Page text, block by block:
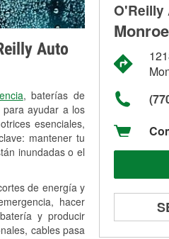
Auto
, baterías de
ayudar a los
esenciales,
mantener tu
inundadas o el
de energía y
hacer
y producir
cables pasa
O'Reilly